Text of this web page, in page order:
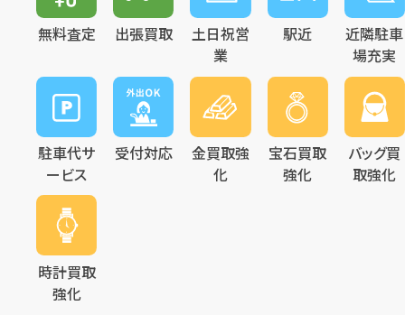
無料査定 出張買取
土日祝営
業
駅近
近隣駐車
場充実
駐車代サ
ービス
受付対応
金買取強
化
宝石買取
強化
バッグ買
取強化
時計買取
強化